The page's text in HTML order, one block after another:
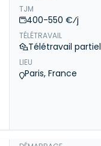
TJM
400-550 €⁄j
TÉLÉTRAVAIL
Télétravail partiel
LIEU
Paris, France